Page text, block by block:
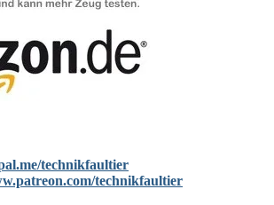
technikfaultier
technikfaultier